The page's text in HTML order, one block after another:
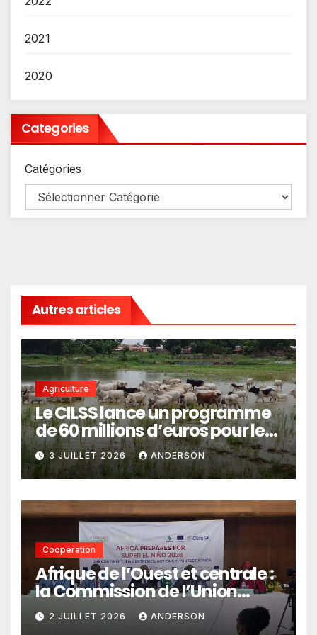
2021
2020
Categories
Catégories
Autres articles
Agriculture
Le CILSS lance un programme
de 60 millions d’euros pour le
pastoralisme
3 JUILLET 2026 ANDERSON
Coopération
Afrique de l’Ouest et centrale :
la Commission de l’Union
africaine veut renforcer
l’intégration des services
2 JUILLET 2026 ANDERSON